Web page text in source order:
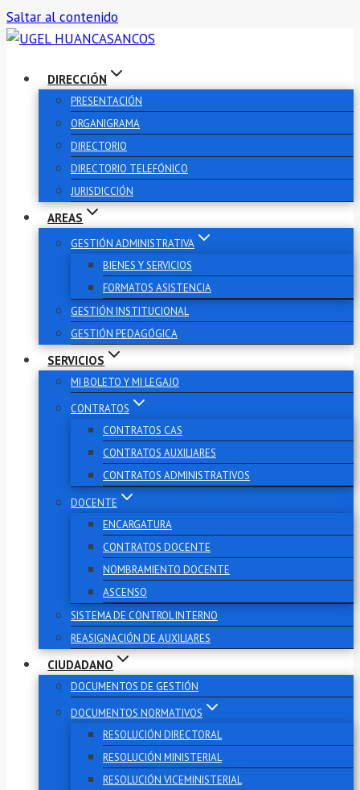
Saltar al contenido
DIRECCIÓN
PRESENTACIÓN
ORGANIGRAMA
DIRECTORIO
DIRECTORIO TELEFÓNICO
JURISDICCIÓN
AREAS
GESTIÓN ADMINISTRATIVA
BIENES Y SERVICIOS
FORMATOS ASISTENCIA
GESTIÓN INSTITUCIONAL
GESTIÓN PEDAGÓGICA
SERVICIOS
MI BOLETO Y MI LEGAJO
CONTRATOS
CONTRATOS CAS
CONTRATOS AUXILIARES
CONTRATOS ADMINISTRATIVOS
DOCENTE
ENCARGATURA
CONTRATOS DOCENTE
NOMBRAMIENTO DOCENTE
ASCENSO
SISTEMA DE CONTROL INTERNO
REASIGNACIÓN DE AUXILIARES
CIUDADANO
DOCUMENTOS DE GESTIÓN
DOCUMENTOS NORMATIVOS
RESOLUCIÓN DIRECTORAL
RESOLUCIÓN MINISTERIAL
RESOLUCIÓN VICEMINISTERIAL